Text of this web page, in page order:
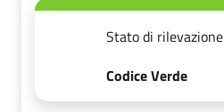
Stato di rilevazione
Codice Verde